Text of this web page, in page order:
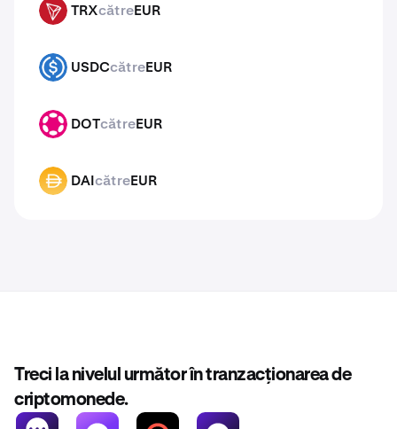
TRX TRXcătreEUR
USDC USDCcătreEUR
DOTcătreEUR
DAI DAIcătreEUR
Treci la nivelul următor în tranzacționarea de
criptomonede.